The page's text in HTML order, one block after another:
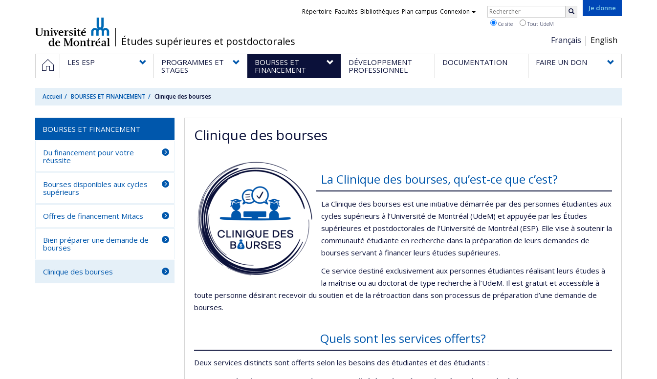
/Études supérieures et postdoctorales
Je donne
Choix
de
la
Français English
Liens
Répertoire Facultés Bibliothèques Plan campus Connexion Rechercher
Ce site Tout UdeM
Navigation
principale
ACCUEIL
LES ESP
PROGRAMMES ET
STAGES
BOURSES ET
FINANCEMENT
DÉVELOPPEMENT
PROFESSIONNEL
DOCUMENTATION FAIRE UN DON
Accueil BOURSES ET FINANCEMENT Clinique des bourses
Clinique des bourses
La Clinique des bourses, qu’est-ce que c’est?
La Clinique des bourses est une initiative démarrée par des personnes étudiantes aux
cycles supérieurs à l’Université de Montréal (UdeM) et appuyée par les Études
supérieures et postdoctorales de l'Université de Montréal (ESP). Elle vise à soutenir la
communauté étudiante en recherche dans la préparation de leurs demandes de
bourses servant à financer leurs études supérieures.
Ce service destiné exclusivement aux personnes étudiantes réalisant leurs études à
la maîtrise ou au doctorat de type recherche à l’UdeM. Il est gratuit et accessible à
toute personne désirant recevoir du soutien et de la rétroaction dans son processus de préparation d’une demande de
bourses.
Quels sont les services offerts?
Deux services distincts sont offerts selon les besoins des étudiantes et des étudiants :
BOURSES ET FINANCEMENT
Du financement pour votre
réussite
Bourses disponibles aux cycles
supérieurs
Offres de financement Mitacs
Bien préparer une demande de
bourses
Clinique des bourses